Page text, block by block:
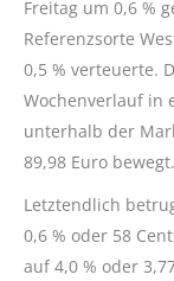
Freitag um 0,6 %
Referenzsorte
0,5 % verteuerte.
Wochenverlauf in
unterhalb der
89,98 Euro bewegt.
Letztendlich
0,6 % oder 58
auf 4,0 % oder